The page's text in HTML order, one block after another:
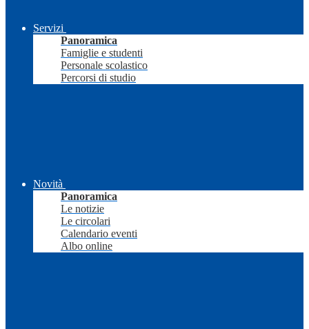
Servizi
Panoramica
Famiglie e studenti
Personale scolastico
Percorsi di studio
Novità
Panoramica
Le notizie
Le circolari
Calendario eventi
Albo online